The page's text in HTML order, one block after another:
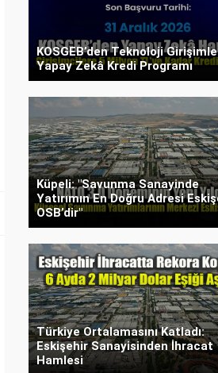
KOSGEB’den Teknoloji
Yapay Zekâ Kredi Programı
Küpeli: "Savunma Sanayinde
Yatırımın En Doğru Adresi
OSB’dir"
Türkiye Ortalamasını Katladı:
Eskişehir Sanayisinden İhracat
Hamlesi